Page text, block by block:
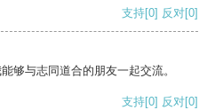
支持[0] 反对[0]
够与志同道合的朋友一起交流。
支持[0] 反对[0]